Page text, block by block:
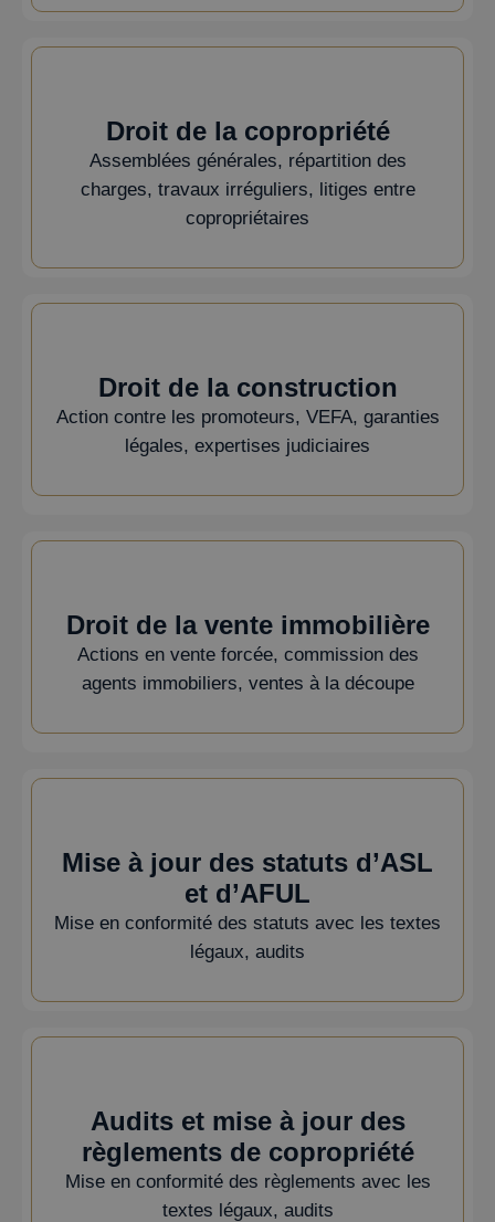
Droit de la copropriété
Assemblées générales, répartition des
charges, travaux irréguliers, litiges entre
copropriétaires
Droit de la construction
Action contre les promoteurs, VEFA, garanties
légales, expertises judiciaires
Droit de la vente immobilière
Actions en vente forcée, commission des
agents immobiliers, ventes à la découpe
Mise à jour des statuts d’ASL
et d’AFUL
Mise en conformité des statuts avec les textes
légaux, audits
Audits et mise à jour des
règlements de copropriété
Mise en conformité des règlements avec les
textes légaux, audits